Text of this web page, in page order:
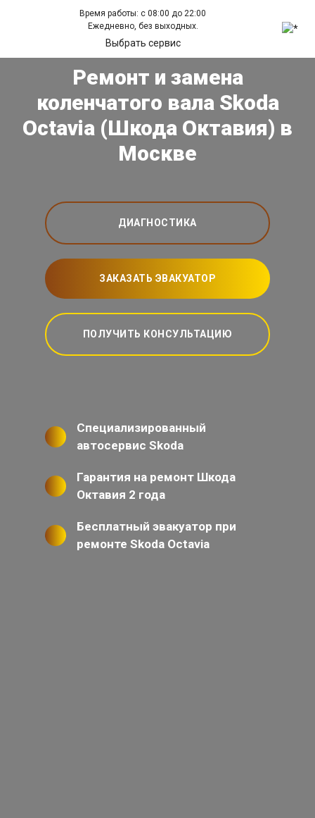
Время работы: с 08:00 до 22:00
Ежедневно, без выходных.
Выбрать сервис
Ремонт и замена
коленчатого вала Skoda
Octavia (Шкода Октавия) в
Москве
ДИАГНОСТИКА
ЗАКАЗАТЬ ЭВАКУАТОР
ПОЛУЧИТЬ КОНСУЛЬТАЦИЮ
Специализированный
автосервис Skoda
Гарантия на ремонт Шкода
Октавия 2 года
Бесплатный эвакуатор при
ремонте Skoda Octavia